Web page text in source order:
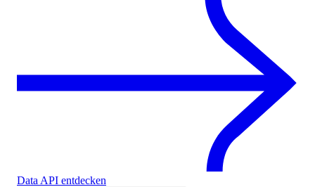
Data API entdecken